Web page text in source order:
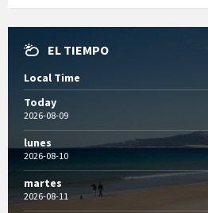
EL TIEMPO
Local Time
Today
2026-08-09
lunes
2026-08-10
martes
2026-08-11